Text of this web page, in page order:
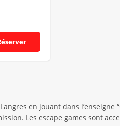
en jouant dans
Les escape games sont